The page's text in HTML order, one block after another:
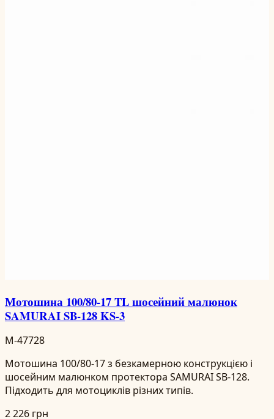
Мотошина 100/80-17 TL шосейний малюнок
SAMURAI SB-128 KS-3
M-47728
Мотошина 100/80-17 з безкамерною конструкцією і
шосейним малюнком протектора SAMURAI SB-128.
Підходить для мотоциклів різних типів.
2 226 грн